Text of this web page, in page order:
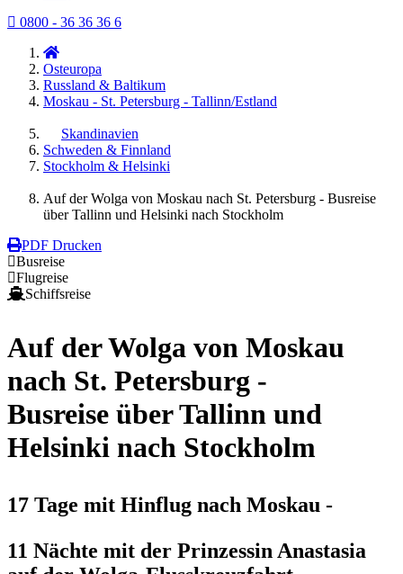
0800 - 36 36 36 6
Osteuropa
Russland & Baltikum
Moskau - St. Petersburg - Tallinn/Estland
Skandinavien
Schweden & Finnland
Stockholm & Helsinki
Auf der Wolga von Moskau nach St. Petersburg - Busreise
über Tallinn und Helsinki nach Stockholm
PDF Drucken
Busreise
Flugreise
Schiffsreise
Auf der Wolga von Moskau
nach St. Petersburg -
Busreise über Tallinn und
Helsinki nach Stockholm
17 Tage mit Hinflug nach Moskau -
11 Nächte mit der Prinzessin Anastasia